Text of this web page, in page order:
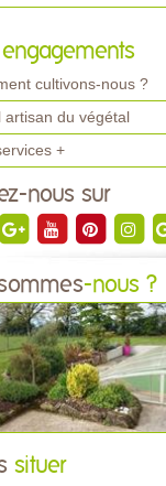
engagements
cultivons-nous ?
artisan du végétal
+
nous sur
-nous ?
situer